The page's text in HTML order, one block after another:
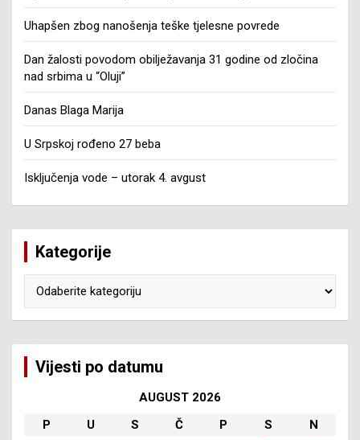
Uhapšen zbog nanošenja teške tjelesne povrede
Dan žalosti povodom obilježavanja 31 godine od zločina
nad srbima u “Oluji”
Danas Blaga Marija
U Srpskoj rođeno 27 beba
Isključenja vode – utorak 4. avgust
Kategorije
Vijesti po datumu
AUGUST 2026
P
U S Č P S
N